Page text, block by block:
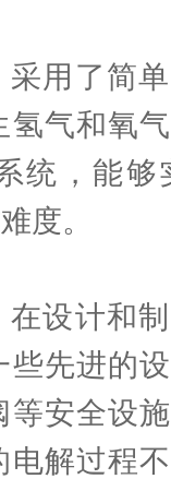
了简单
氢气和氧
统，能
度。
计和制
些先进的
等安全设
电解过程